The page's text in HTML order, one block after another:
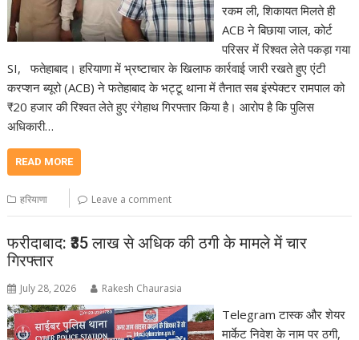
रकम ली, शिकायत मिलते ही
ACB ने बिछाया जाल, कोर्ट
परिसर में रिश्वत लेते पकड़ा गया
SI, फतेहाबाद। हरियाणा में भ्रष्टाचार के खिलाफ कार्रवाई जारी रखते हुए एंटी
करप्शन ब्यूरो (ACB) ने फतेहाबाद के भट्टू थाना में तैनात सब इंस्पेक्टर रामपाल को
₹20 हजार की रिश्वत लेते हुए रंगेहाथ गिरफ्तार किया है। आरोप है कि पुलिस
अधिकारी…
READ MORE
हरियाणा Leave a comment
फरीदाबाद: ₹35 लाख से अधिक की ठगी के मामले में चार
गिरफ्तार
July 28, 2026 Rakesh Chaurasia
Telegram टास्क और शेयर
मार्केट निवेश के नाम पर ठगी,